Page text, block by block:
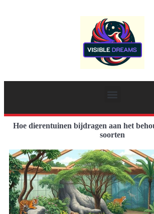
Hoe dierentuinen bijdragen aan het
soorten